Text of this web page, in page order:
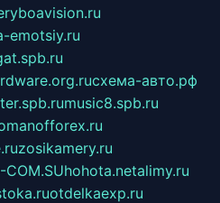
emotsiy.ru
схема-авто.рф
music8.spb.ru
zosikamery.ru
COM.SUhohota.netalimy.ru
otdelkaexp.ru